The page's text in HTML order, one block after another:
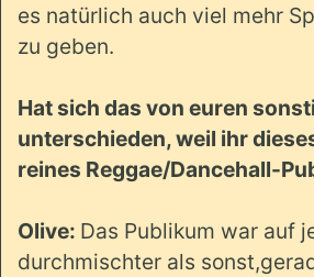
es natürlich auch viel mehr
zu geben.
Hat sich das von euren
unterschieden, weil ihr
reines Reggae/Dancehall-
Olive: Das Publikum war auf
durchmischter als